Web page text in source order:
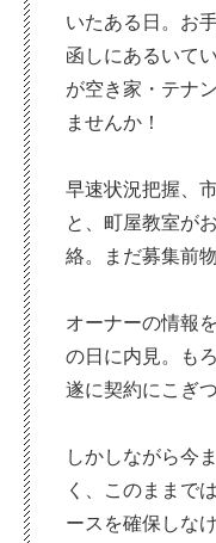
いたある日。お
函しにあるいて
が空き家・テナ
ませんか！
早速状況把握、
と、町屋教室が
絡。まだ募集前
オーナーの情報
の日に内見。も
遂に契約にこぎ
しかしながら今
く、このままで
ースを確保しな